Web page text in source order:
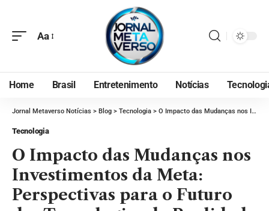
Aa
Home Brasil Entretenimento Notícias
Jornal Metaverso Notícias > Blog > Tecnologia > O Impacto das Mudanças nos Investimentos da Meta: Perspectivas para o Futuro das Tecnologias de Realidade Virtual e Aumentada
Tecnologia
O Impacto das Mudanças nos
Investimentos da Meta:
Perspectivas para o Futuro